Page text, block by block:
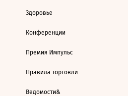
Здоровье
Конференции
Премия Импульс
Правила торговли
Ведомости&